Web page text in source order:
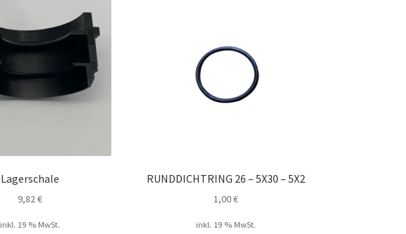
Lagerschale
9,82€
inkl. 19 % MwSt.
RUNDDICHTRING 26 – 5X30 – 5X2
1,00€
inkl. 19 % MwSt.